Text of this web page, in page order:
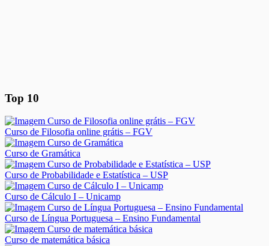
Top 10
Curso de Filosofia online grátis – FGV
Curso de Gramática
Curso de Probabilidade e Estatística – USP
Curso de Cálculo I – Unicamp
Curso de Língua Portuguesa – Ensino Fundamental
Curso de matemática básica